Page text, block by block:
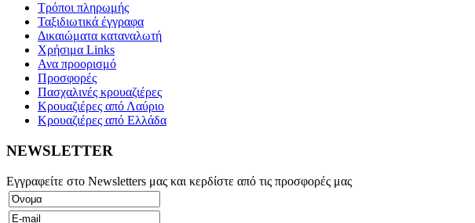
Τρόποι πληρωμής
Ταξιδιωτικά έγγραφα
Δικαιώματα καταναλωτή
Χρήσιμα Links
Ανα προορισμό
Προσφορές
Πασχαλινές κρουαζιέρες
Κρουαζιέρες από Λαύριο
Κρουαζιέρες από Ελλάδα
NEWSLETTER
Εγγραφείτε στο Newsletters μας και κερδίστε από τις προσφορές μας